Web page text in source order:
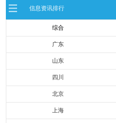
信息资讯排行
综合
广东
山东
四川
北京
上海